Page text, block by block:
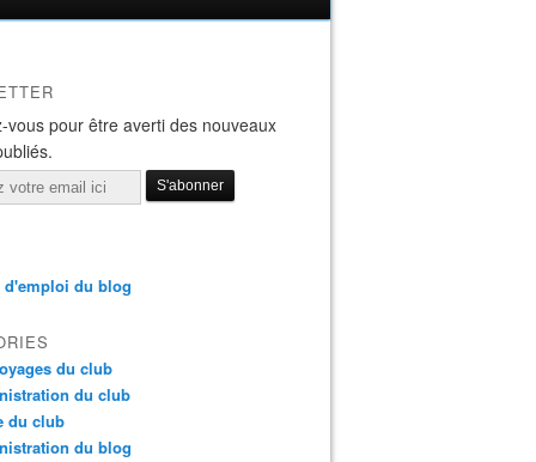
vous pour être averti des nouveaux
d'emploi du blog
du club
du club
du club
du blog